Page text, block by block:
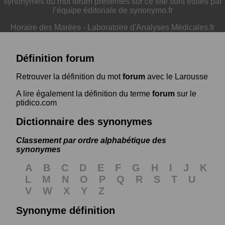
l’équipe éditoriale de synonymo.fr
Horaire des Marées - Laboratoire d'Analyses Médicales.fr
Définition forum
Retrouver la définition du motforum avec le Larousse
A lire également la définition du terme forum sur le
ptidico.com
Dictionnaire des synonymes
Classement par ordre alphabétique des
synonymes
A B C D E F G H I J
K
L
M N O P Q R S T
U
V
W X Y
Z
Synonyme définition